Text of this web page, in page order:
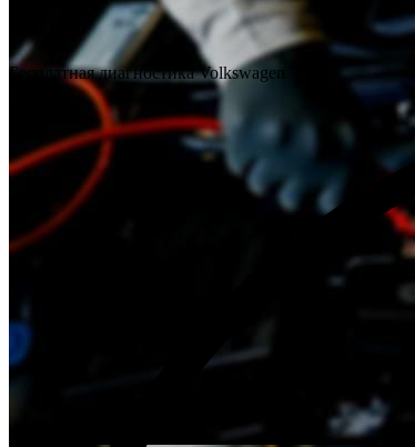
Бесплатная диагностика Volkswagen